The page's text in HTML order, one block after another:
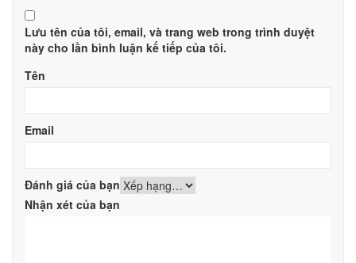
Lưu tên của tôi, email, và trang web trong trình duyệt
này cho lần bình luận kế tiếp của tôi.
Tên
Email
Đánh giá của bạn
Nhận xét của bạn